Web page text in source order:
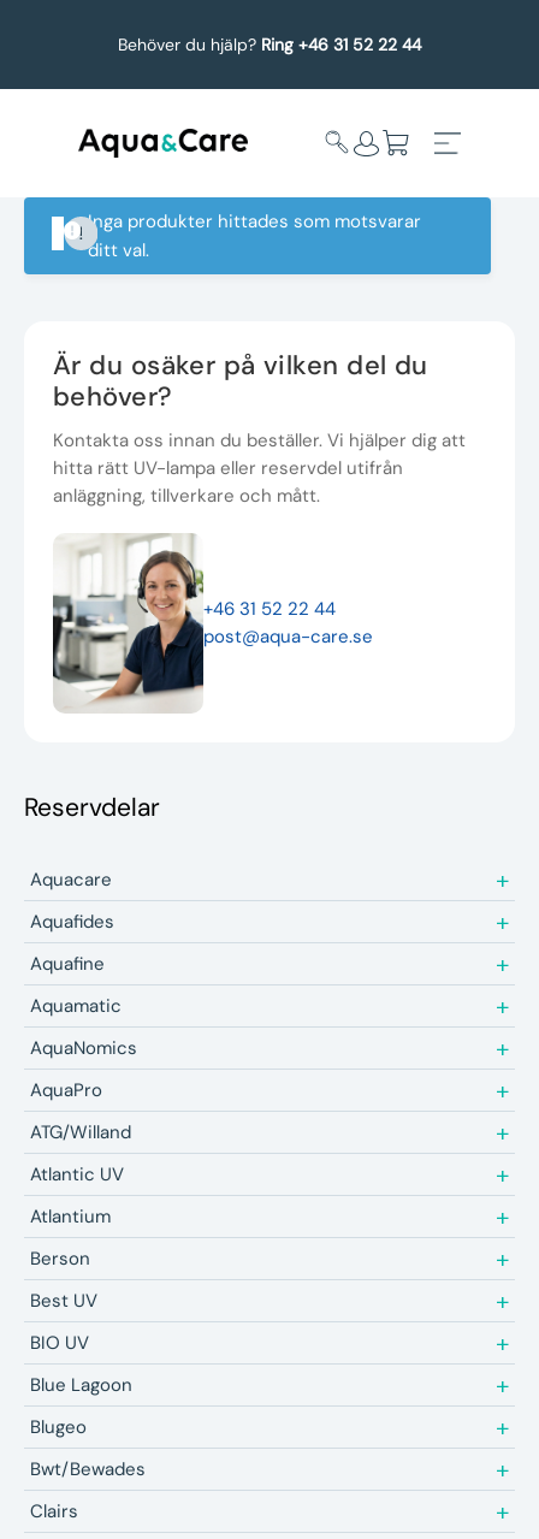
Behöver du hjälp? Ring +46 31 52 22 44
Köp reservdelar
Uppgradering
Underhållstips
Inga produkter hittades som motsvarar
ditt val.
Är du osäker på vilken del du
behöver?
Kontakta oss innan du beställer. Vi hjälper dig att
hitta rätt UV-lampa eller reservdel utifrån
anläggning, tillverkare och mått.
+46 31 52 22 44
post@aqua-care.se
Aquacare
Aquafides
Aquafine
Aquamatic
AquaNomics
AquaPro
ATG/Willand
Atlantic UV
Atlantium
Berson
Best UV
BIO UV
Blue Lagoon
Blugeo
Bwt/Bewades
Clairs
Reservdelar